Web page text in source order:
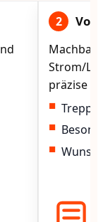
2
Strom/
präzise